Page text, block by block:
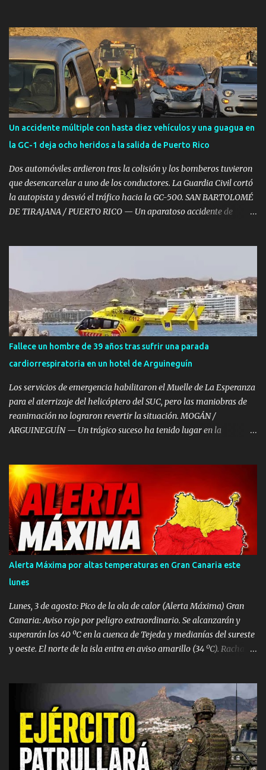
tras sufrir un grave accidente de tráfico en la autovía GC-1, a su
paso por el municipio de Santa Lucía de Tirajana y en sentido sur,
al salirse de la calzada e impactar violentamente contra la
mediana. El trágico siniestro se registró a las 16:27 horas ,
momento en el que el Centro Coordinador de Emergencias y
Seguridad (CECOES) 112 del Gobierno de Canarias comenzó a
recibir llamadas de alerta informando sobre la colisión de un
turismo en la citada vía rápida. Excarcelación por parte de los
Bomberos Hasta el lugar del accidente se desplazaron con
celeridad efectivos del Consorcio de Emergencias de Gran
Canaria...
Un accidente múltiple con hasta diez vehículos y una guagua en
la GC-1 deja ocho heridos a la salida de Puerto Rico
Dos automóviles ardieron tras la colisión y los bomberos tuvieron
que desencarcelar a uno de los conductores. La Guardia Civil cortó
la autopista y desvió el tráfico hacia la GC-500. SAN BARTOLOMÉ
DE TIRAJANA / PUERTO RICO — Un aparatoso accidente de
vehículos —entre ellos una guagua—, se saldó con ocho personas
heridas de diversa consideración , dos turismos calcinados y la
autopista GC-1 temporalmente cortada. El incidente tuvo lugar
sobre las 07:50 horas a la altura del punto kilométrico 53 de la
autopista GC-1, en el municipio de San Bartolomé de Tirajana,
justo tras rebasar el último túnel en dirección a Puerto Rico. Dos
coches incendiados y un conductor atrapado Tras recibir la alerta,
el Centro Coordinador de Emergencias y...
Fallece un hombre de 39 años tras sufrir una parada
cardiorrespiratoria en un hotel de Arguineguín
Los servicios de emergencia habilitaron el Muelle de La Esperanza
para el aterrizaje del helicóptero del SUC, pero las maniobras de
reanimación no lograron revertir la situación. MOGÁN /
ARGUINEGUÍN — Un trágico suceso ha tenido lugar en la
sufrir una parada cardiorrespiratoria en el Hotel Dorado Beach. A
pesar de la rápida intervención y del amplio despliegue de
recursos de emergencias desplazados hasta el establecimiento
hotelero, las intensas maniobras de reanimación cardiopulmonar
practicadas no lograron revertir el cuadro, confirmándose
finalmente su fallecimiento. Operativo aéreo en el Muelle de La
Esperanza Ante la gravedad del incidente, la sala operativa del
Centro Coordinador de Emergencias y Seguridad (CECOES) 112
movilizó de inmediato un dispositivo de máxima urgencia que
incluyó el helicóptero medicalizado del Servicio de Urgencias
Canario (SUC) junto a...
Alerta Máxima por altas temperaturas en Gran Canaria este
lunes
Lunes, 3 de agosto: Pico de la ola de calor (Alerta Máxima) Gran
Canaria: Aviso rojo por peligro extraordinario. Se alcanzarán y
superarán los 40 ºC en la cuenca de Tejeda y medianías del sureste
y oeste. El norte de la isla entra en aviso amarillo (34 ºC). Rachas
(medianías y costas). Avisos amarillos de 34 ºC a 35 ºC en el área
metropolitana y norte. Lanzarote, Fuerteventura, La Palma, La
Gomera y El Hierro: Avisos amarillos generalizados por máximas
de 35 ºC (con picos de 37 ºC). Vientos de hasta 70-80 km/h en La
Gomera y Lanzarote. Densa calima en altura. Martes, 4 de agosto:
Calor extremo persistente en Gran Canaria y La Palma Gran